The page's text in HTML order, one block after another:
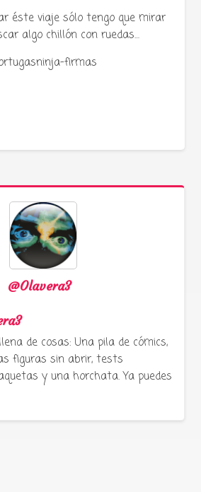
éste viaje sólo tengo que mirar
algo chillón con ruedas…
@Olavera3
de cosas: Una pila de cómics,
figuras sin abrir, tests
y una horchata. Ya puedes